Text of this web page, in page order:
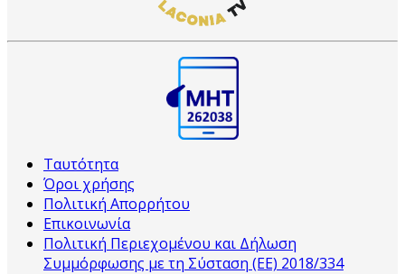
Ταυτότητα
Όροι χρήσης
Πολιτική Απορρήτου
Επικοινωνία
Πολιτική Περιεχομένου και Δήλωση
Συμμόρφωσης με τη Σύσταση (ΕΕ) 2018/334